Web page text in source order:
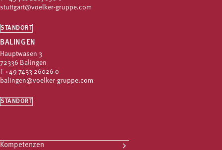
stuttgart@voelker-gruppe.com
STANDORT
BALINGEN
Hauptwasen 3
72336 Balingen
T +49 7433 26026 0
balingen@voelker-gruppe.com
STANDORT
Kompetenzen